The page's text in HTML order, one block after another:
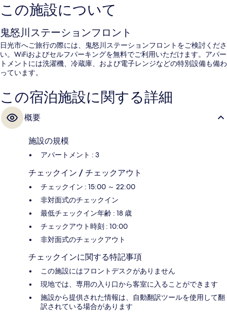
この施設について
鬼怒川ステーションフロント
日光市へご旅行の際には、鬼怒川ステーションフロントをご検討くださ
い。WiFiおよびセルフパーキングを無料でご利用いただけます。アパー
トメントには洗濯機、冷蔵庫、および電子レンジなどの特別設備も備わ
っています。
この宿泊施設に関する詳細
概要
施設の規模
アパートメント : 3
チェックイン / チェックアウト
チェックイン : 15:00 ～ 22:00
非対面式のチェックイン
最低チェックイン年齢 : 18 歳
チェックアウト時刻 : 10:00
非対面式のチェックアウト
チェックインに関する特記事項
この施設にはフロントデスクがありません
現地では、専用の入り口から客室に入ることができます
施設から提供された情報は、自動翻訳ツールを使用して翻
訳されている場合があります